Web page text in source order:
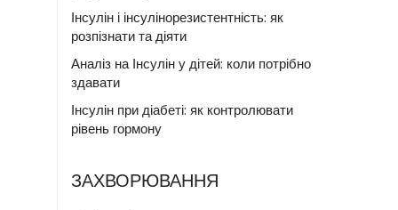
Інсулін і інсулінорезистентність: як
розпізнати та діяти
Аналіз на Інсулін у дітей: коли потрібно
здавати
Інсулін при діабеті: як контролювати
рівень гормону
ЗАХВОРЮВАННЯ